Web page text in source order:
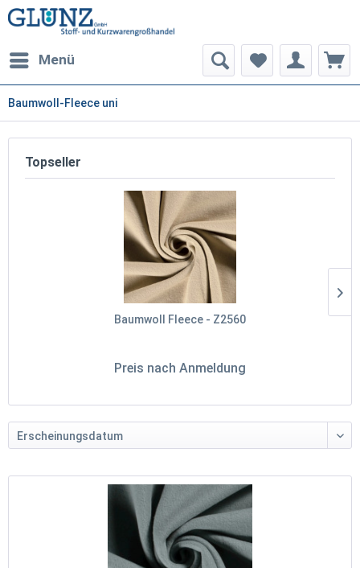
Menü
Baumwoll-Fleece uni
Topseller
Baumwoll Fleece - Z2560
Preis nach Anmeldung